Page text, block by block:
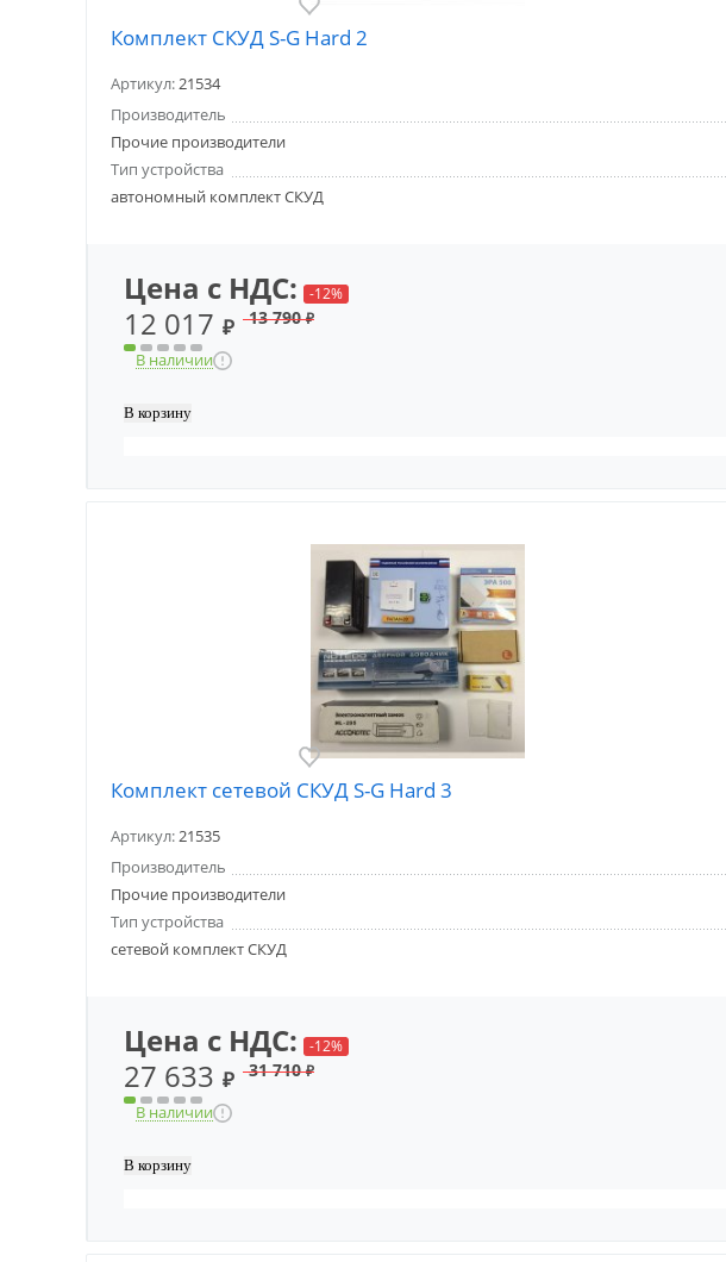
Комплект СКУД S-G Hard 2
Артикул:21534
Производитель
Прочие производители
Тип устройства
автономный комплект СКУД
Цена с НДС: -12%
12 017₽ 13 790₽
В наличии
Комплект сетевой СКУД S-G Hard 3
Артикул:21535
Производитель
Прочие производители
Тип устройства
сетевой комплект СКУД
Цена с НДС: -12%
27 633₽ 31 710₽
В наличии